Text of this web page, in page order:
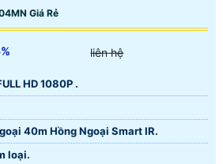
Giá Rẻ
liên hệ
HD 1080P .
40m Hồng Ngoại Smart IR.
loại.